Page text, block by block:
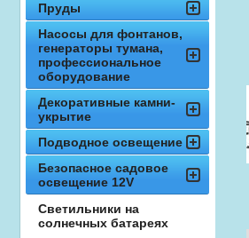
Пруды
Насосы для фонтанов,
генераторы тумана,
профессиональное
оборудование
Декоративные камни-
укрытие
Подводное освещение
Безопасное садовое
освещение 12V
Светильники на
солнечных батареях